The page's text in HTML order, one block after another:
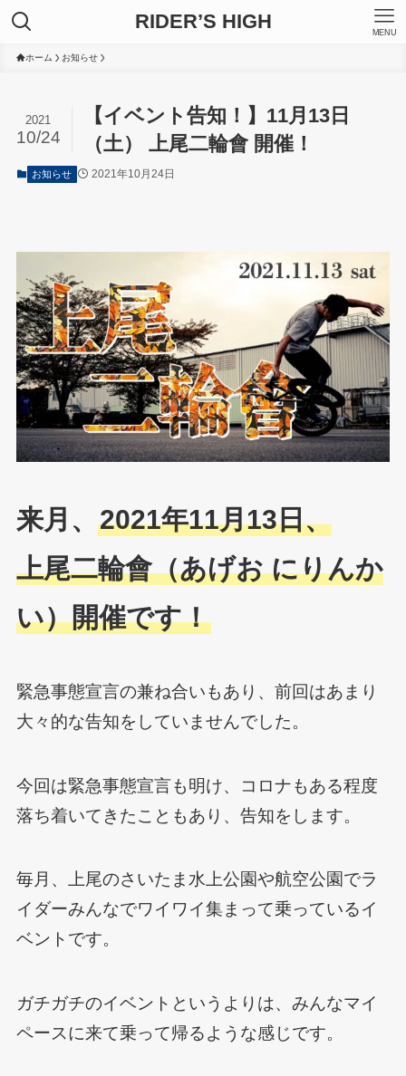
RIDER’S HIGH MENU
ホーム お知らせ
【イベント告知！】11月13日
（土） 上尾二輪會 開催！
2021
10/24
お知らせ 2021年10月24日
来月、 2021年11月13日、
上尾二輪會（あげお にりんか
い）開催です！
緊急事態宣言の兼ね合いもあり、前回はあまり
大々的な告知をしていませんでした。
今回は緊急事態宣言も明け、コロナもある程度
落ち着いてきたこともあり、告知をします。
毎月、上尾のさいたま水上公園や航空公園でラ
イダーみんなでワイワイ集まって乗っているイ
ベントです。
ガチガチのイベントというよりは、みんなマイ
ペースに来て乗って帰るような感じです。